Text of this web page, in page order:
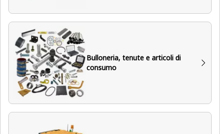
Bulloneria, tenute e articoli di
consumo